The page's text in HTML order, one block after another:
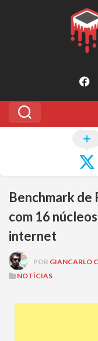
conteúdo
Benchmark
com 16
internet
POR GIANCARLO
NOTÍCIAS